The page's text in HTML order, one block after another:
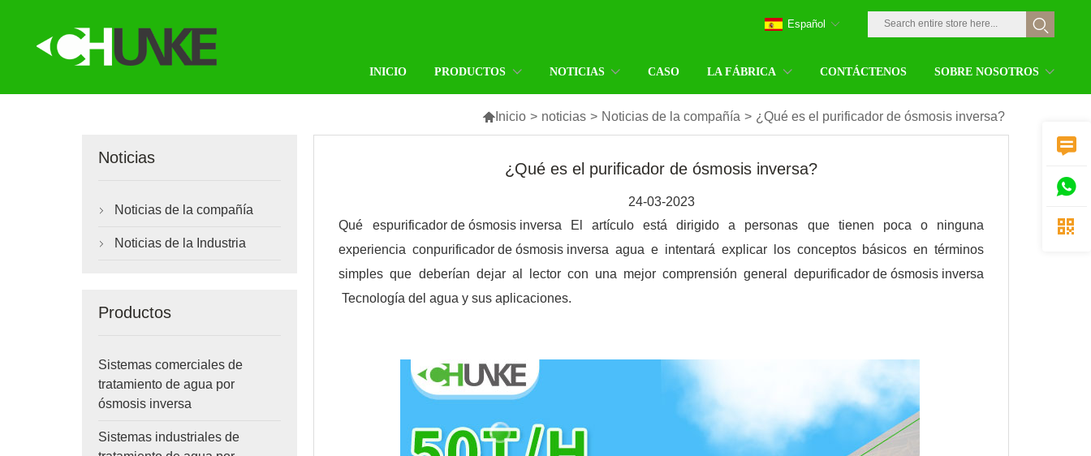
INICIO PRODUCTOS NOTICIAS CASO LA FÁBRICA CONTÁCTENOS SOBRE NOSOTROS
Español
 Inicio > noticias > Noticias de la compañía > ¿Qué es el purificador de ósmosis inversa?
Noticias
 Noticias de la compañía
 Noticias de la Industria
Productos
Sistemas comerciales de
tratamiento de agua por
ósmosis inversa
Sistemas industriales de
¿Qué es el purificador de ósmosis inversa?
24-03-2023
Qué espurificador de ósmosis inversa El artículo está dirigido a personas que tienen poca o ninguna
experiencia conpurificador de ósmosis inversa agua e intentará explicar los conceptos básicos en términos
simples que deberían dejar al lector con una mejor comprensión general depurificador de ósmosis inversa
Tecnología del agua y sus aplicaciones.


